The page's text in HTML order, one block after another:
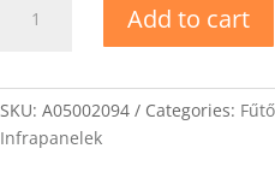
fűtőpanel
2000W
Add to cart
SKU: A05002094 Categories:
Infrapanelek